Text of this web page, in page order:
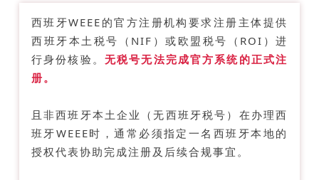
西班牙WEEE的官方注册机构要求注册主体提供
西班牙本土税号（ NIF ）或欧盟税号（ROI）进
行身份核验。 无税号无法完成官方系统的正式注
册。
且非西班牙本土企业（无西班牙税号）在办理西
班牙WEEE时，通常必须指定一名西班牙本地的
授权代表协助完成注册及后续合规事宜。